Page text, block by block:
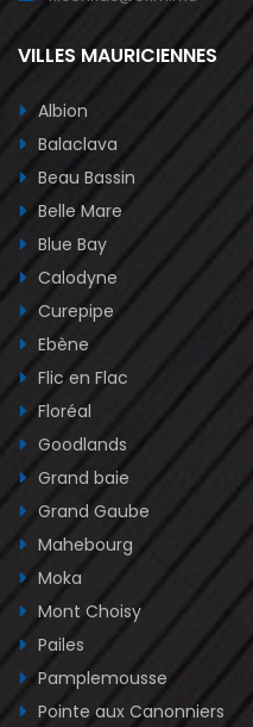
VILLES MAURICIENNES
Albion
Balaclava
Beau Bassin
Belle Mare
Blue Bay
Calodyne
Curepipe
Ebène
Flic en Flac
Floréal
Goodlands
Grand baie
Grand Gaube
Mahebourg
Moka
Mont Choisy
Pailes
Pamplemousse
Pointe aux Canonniers